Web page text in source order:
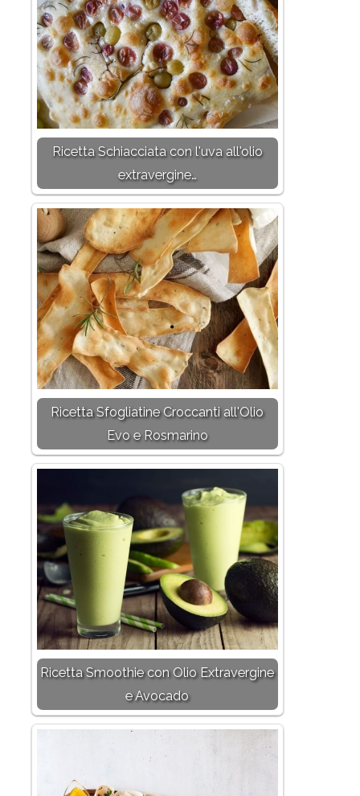
Ricetta Schiacciata con l'uva all'olio
extravergine…
Ricetta Sfogliatine Croccanti all'Olio
Evo e Rosmarino
Ricetta Smoothie con Olio Extravergine
e Avocado